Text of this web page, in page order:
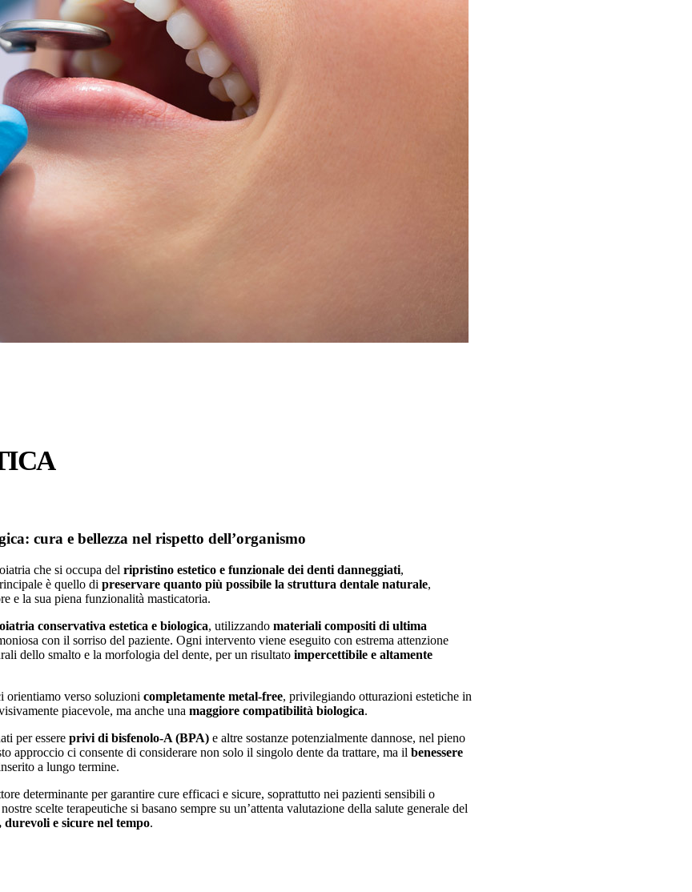
cura e bellezza nel rispetto dell’organismo
che si occupa del ripristino estetico e funzionale dei denti danneggiati,
è quello di preservare quanto più possibile la struttura dentale naturale,
e la sua piena funzionalità masticatoria.
conservativa estetica e biologica, utilizzando materiali compositi di ultima
con il sorriso del paziente. Ogni intervento viene eseguito con estrema attenzione
dello smalto e la morfologia del dente, per un risultato impercettibile e altamente
orientiamo verso soluzioni completamente metal-free, privilegiando otturazioni estetiche in
piacevole, ma anche una maggiore compatibilità biologica.
per essere privi di bisfenolo-A (BPA)e altre sostanze potenzialmente dannose, nel pieno
approccio ci consente di considerare non solo il singolo dente da trattare, ma il benessere
a lungo termine.
determinante per garantire cure efficaci e sicure, soprattutto nei pazienti sensibili o
scelte terapeutiche si basano sempre su un’attenta valutazione della salute generale del
e sicure nel tempo.